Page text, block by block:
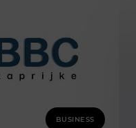
BUSINESS